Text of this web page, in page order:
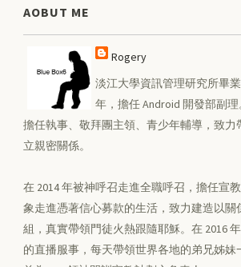
AOBUT ME
Rogery
淡江大學資訊管理研究所畢
年，擔任 Android 開發部副
擔任執事、敬拜團主領、青少年輔導，致力
立親密關係。
在 2014 年被神呼召走進全職呼召，擔任宣
象走進憑著信心募款的生活，致力建造以關
組，真實帶領門徒火熱跟隨耶穌。在 2016
的直播服事，每天帶領世界各地的弟兄姊妹